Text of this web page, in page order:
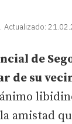
Actualizado:
de
de su
amistad